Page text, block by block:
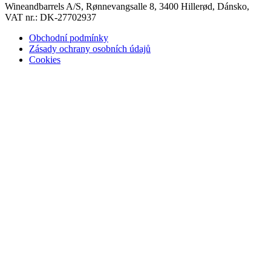
Wineandbarrels A/S, Rønnevangsalle 8, 3400 Hillerød, Dánsko,
VAT nr.: DK-27702937
Obchodní podmínky
Zásady ochrany osobních údajů
Cookies